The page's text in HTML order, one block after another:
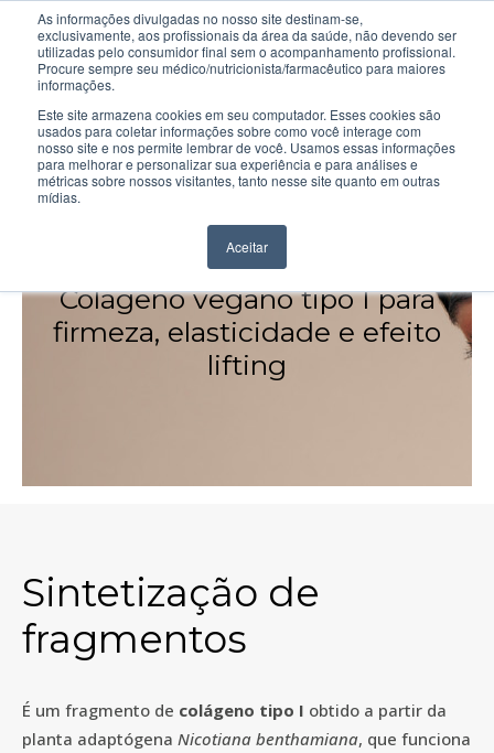
As informações divulgadas no nosso site destinam-se,
exclusivamente, aos profissionais da área da saúde, não devendo ser
utilizadas pelo consumidor final sem o acompanhamento profissional.
Procure sempre seu médico/nutricionista/farmacêutico para maiores
informações.
Este site armazena cookies em seu computador. Esses cookies são
usados para coletar informações sobre como você interage com
nosso site e nos permite lembrar de você. Usamos essas informações
para melhorar e personalizar sua experiência e para análises e
métricas sobre nossos visitantes, tanto nesse site quanto em outras
mídias.
Aceitar
COL-4-FRAG™
Colágeno vegano tipo I para
firmeza, elasticidade e efeito
lifting
Sintetização de
fragmentos
É um fragmento de colágeno tipo I obtido a partir da
planta adaptógena Nicotiana benthamiana, que funciona